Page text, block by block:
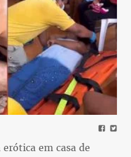
em casa de